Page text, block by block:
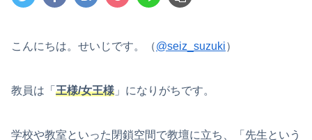
こんにちは。せいじです。（@seiz_suzuki）
教員は「 王様/女王様 」になりがちです。
学校や教室といった閉鎖空間で教壇に立ち、「先生という